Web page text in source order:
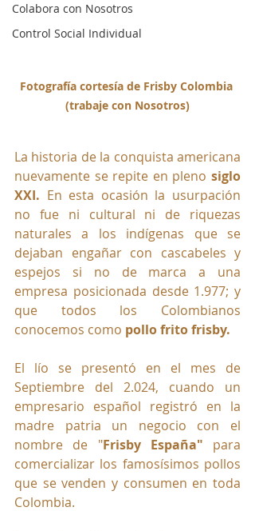
Colabora con Nosotros
Control Social Individual
Fotografía cortesía de Frisby Colombia
(trabaje con Nosotros)
La historia de la conquista americana
nuevamente se repite en pleno siglo
XXI. En esta ocasión la usurpación
no fue ni cultural ni de riquezas
naturales a los indígenas que se
dejaban engañar con cascabeles y
espejos si no de marca a una
empresa posicionada desde 1.977; y
que todos los Colombianos
conocemos como pollo frito frisby.
El lío se presentó en el mes de
Septiembre del 2.024, cuando un
empresario español registró en la
madre patria un negocio con el
nombre de "Frisby España" para
comercializar los famosísimos pollos
que se venden y consumen en toda
Colombia.